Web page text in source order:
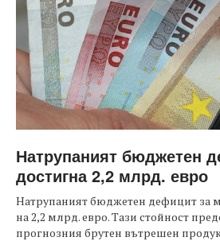
Натрупаният бюджетен
достигна 2,2 млрд. евро
Натрупаният бюджетен дефицит за
на 2,2 млрд. евро. Тази стойност
прогнозния брутен вътрешен